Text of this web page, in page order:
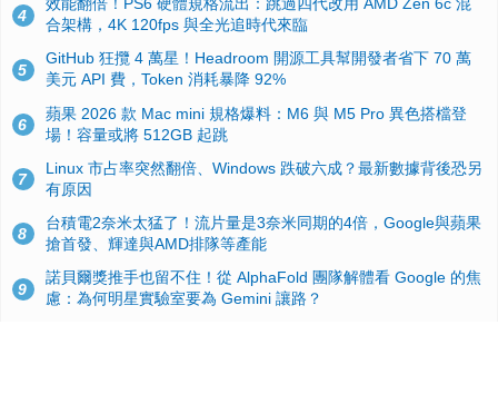
4
合架構，4K 120fps 與全光追時代來臨
5
GitHub 狂攬 4 萬星！Headroom 開源工具幫開發者省下 70 萬
美元 API 費，Token 消耗暴降 92%
6
蘋果 2026 款 Mac mini 規格爆料：M6 與 M5 Pro 異色搭檔登
場！容量或將 512GB 起跳
7
Linux 市占率突然翻倍、Windows 跌破六成？最新數據背後恐另
有原因
8
台積電2奈米太猛了！流片量是3奈米同期的4倍，Google與蘋果
搶首發、輝達與AMD排隊等產能
9
諾貝爾獎推手也留不住！從 AlphaFold 團隊解體看 Google 的焦
慮：為何明星實驗室要為 Gemini 讓路？